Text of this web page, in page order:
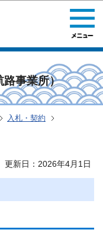
動
路事業所）
入札・契約
更新日：2026年4月1日